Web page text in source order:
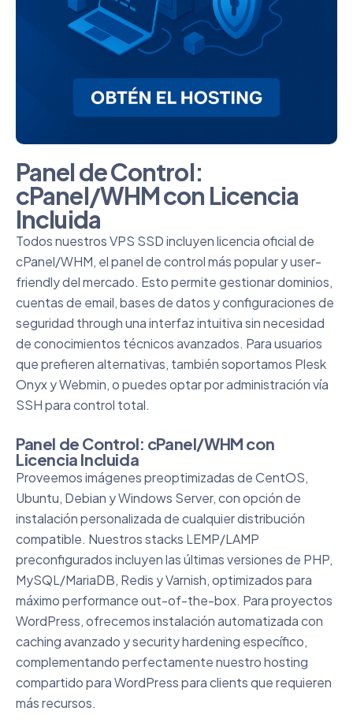
Panel de Control:
cPanel/WHM con Licencia
Incluida
Todos nuestros VPS SSD incluyen licencia oficial de
cPanel/WHM, el panel de control más popular y user-
friendly del mercado. Esto permite gestionar dominios,
cuentas de email, bases de datos y configuraciones de
seguridad through una interfaz intuitiva sin necesidad
de conocimientos técnicos avanzados. Para usuarios
que prefieren alternativas, también soportamos Plesk
Onyx y Webmin, o puedes optar por administración vía
SSH para control total.
Panel de Control: cPanel/WHM con
Licencia Incluida
Proveemos imágenes preoptimizadas de CentOS,
Ubuntu, Debian y Windows Server, con opción de
instalación personalizada de cualquier distribución
compatible. Nuestros stacks LEMP/LAMP
preconfigurados incluyen las últimas versiones de PHP,
MySQL/MariaDB, Redis y Varnish, optimizados para
máximo performance out-of-the-box. Para proyectos
WordPress, ofrecemos instalación automatizada con
caching avanzado y security hardening específico,
complementando perfectamente nuestrohosting
compartido para WordPresspara clients que requieren
más recursos.